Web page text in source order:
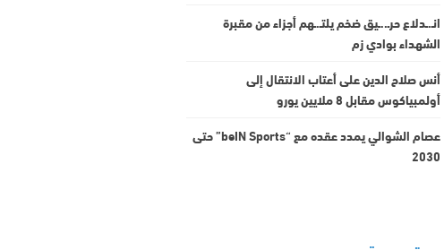
انـ.ـدلاع حرـ..ـيق ضخم يلتـ.ـهم أجزاء من مقبرة
الشهداء بوادي زم
أنس صلاح الدين على أعتاب الانتقال إلى
أولمبياكوس مقابل 8 ملايين يورو
عصام الشوالي يمدد عقده مع “beIN Sports” حتى
2030